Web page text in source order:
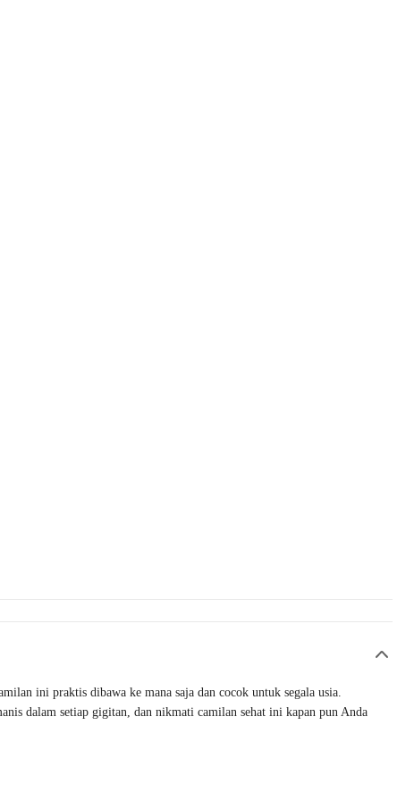
ini praktis dibawa ke mana saja dan cocok untuk segala usia.
dalam setiap gigitan, dan nikmati camilan sehat ini kapan pun Anda